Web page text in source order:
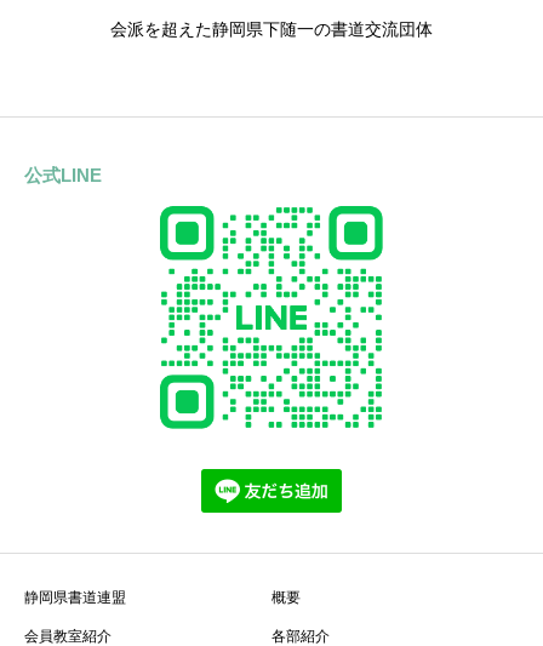
会派を超えた静岡県下随一の書道交流団体
公式LINE
静岡県書道連盟 概要
会員教室紹介 各部紹介